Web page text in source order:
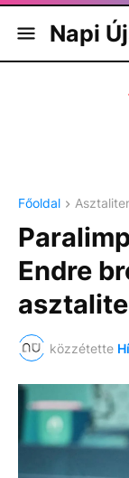
Napi
Főoldal
Endre
közzétette